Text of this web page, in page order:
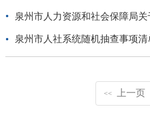
泉州市人力资源和社会保障局
泉州市人社系统随机抽查事项清
<< 上一页